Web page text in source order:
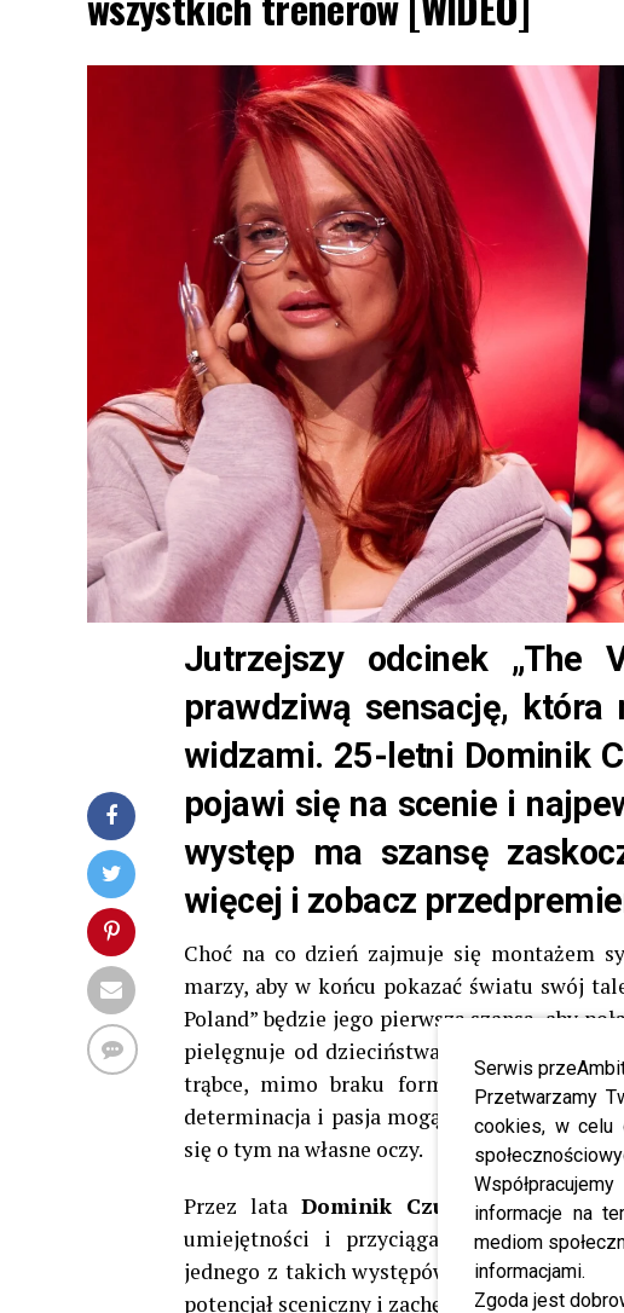
Serwis
Przetwarzamy
cookies, w celu
informacje na
mediom
informacjami.
Zgoda jest
Jutrzejszy odcinek „The
prawdziwą sensację,
widzami. 25-letni Dominik
pojawi się na scenie i
występ ma szansę
więcej i zobacz
Choć na co dzień zajmuje się montażem
marzy, aby w końcu pokazać światu swój
Poland” będzie jego pierwszą szansą, aby
pielęgnuje od dzieciństwa. Dominik sam
trąbce, mimo braku formalnego
determinacja i pasja mogą przełamać
się o tym na własne oczy.
Przez lata Dominik Czuż
grał i
umiejętności i przyciągając uwagę
jednego z takich występów zauważył go
potencjał sceniczny i zachęcił do udziału w